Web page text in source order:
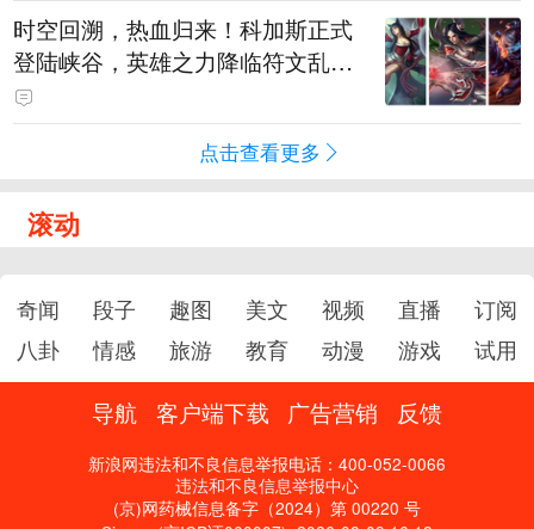
时空回溯，热血归来！科加斯正式
登陆峡谷，英雄之力降临符文乱
斗！
点击查看更多
滚动
奇闻 段子 趣图 美文 视频 直播
订阅
八卦
情感 旅游 教育 动漫 游戏 试用
导航 客户端下载 广告营销 反馈
新浪网违法和不良信息举报电话：400-052-0066
违法和不良信息举报中心
(京)网药械信息备字（2024）第 00220 号